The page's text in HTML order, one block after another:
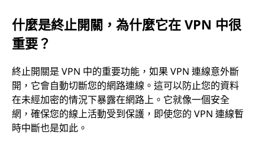
什麼是終止開關，為什麼它在 VPN 中很
重要？
終止開關是 VPN 中的重要功能，如果 VPN 連線意外斷
開，它會自動切斷您的網路連線。這可以防止您的資料
在未經加密的情況下暴露在網路上。它就像一個安全
網，確保您的線上活動受到保護，即使您的 VPN 連線暫
時中斷也是如此。